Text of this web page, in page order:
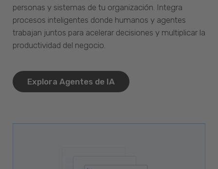
personas y sistemas de tu organización. Integra
procesos inteligentes donde humanos y agentes
trabajan juntos para acelerar decisiones y multiplicar la
productividad del negocio.
Explora Agentes de IA